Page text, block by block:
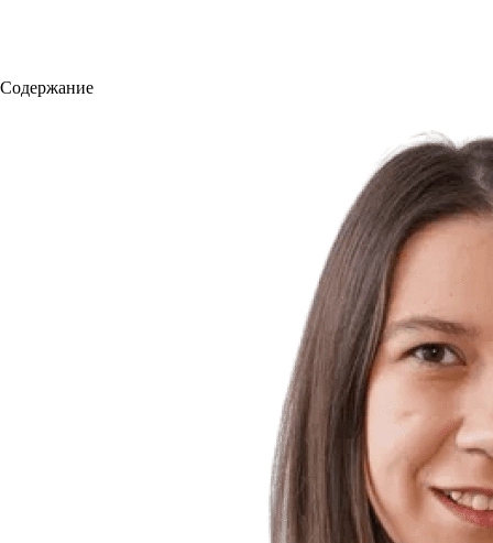
Содержание